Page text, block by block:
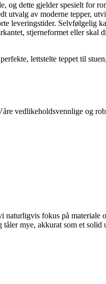
og dette gjelder spesielt for
utvalg av moderne tepper,
leveringstider. Selvfølgelig
stjerneformet eller skal
lettstelte teppet til
vedlikeholdsvennlige og
naturligvis fokus på materiale
mye, akkurat som et solid